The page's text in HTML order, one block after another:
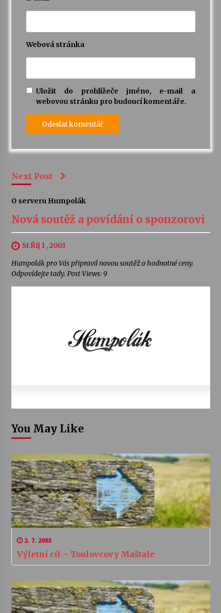
Webová stránka
Uložit do prohlížeče jméno, e-mail a
webovou stránku pro budoucí komentáře.
Next Post
O serveru Humpolák
Nová soutěž a povídání o sponzorovi
St Říj 1 , 2003
Humpolák pro Vás připravil novou soutěž o hodnotné ceny.
Odpovídejte tady. Post Views: 9
You May Like
2. 7. 2003
Výletní cíl – Toulovcovy Maštale